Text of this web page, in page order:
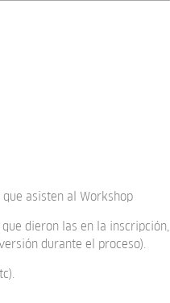
asisten al Workshop
dieron las en la inscripción,
durante el proceso).